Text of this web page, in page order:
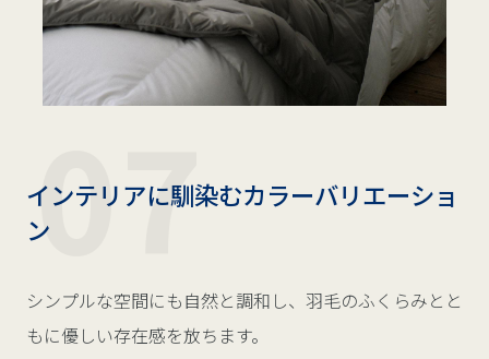
インテリアに馴染むカラーバリエーショ
ン
シンプルな空間にも自然と調和し、羽毛のふくらみとと
もに優しい存在感を放ちます。